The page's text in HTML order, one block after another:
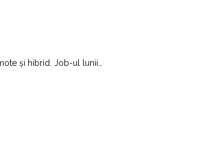
și hibrid. Job-ul lunii